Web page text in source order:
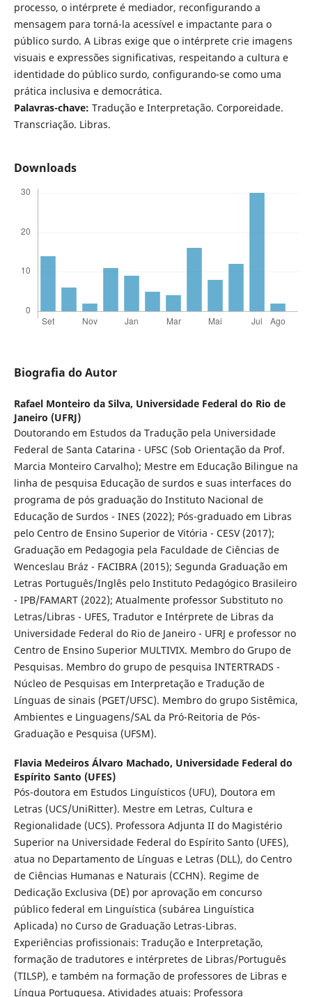
processo, o intérprete é mediador, reconfigurando a
mensagem para torná-la acessível e impactante para o
público surdo. A Libras exige que o intérprete crie imagens
visuais e expressões significativas, respeitando a cultura e
identidade do público surdo, configurando-se como uma
prática inclusiva e democrática.
Palavras-chave: Tradução e Interpretação. Corporeidade.
Transcriação. Libras.
Downloads
Biografia do Autor
Rafael Monteiro da Silva, Universidade Federal do Rio de
Janeiro (UFRJ)
Doutorando em Estudos da Tradução pela Universidade
Federal de Santa Catarina - UFSC (Sob Orientação da Prof.
Marcia Monteiro Carvalho); Mestre em Educação Bilingue na
linha de pesquisa Educação de surdos e suas interfaces do
programa de pós graduação do Instituto Nacional de
Educação de Surdos - INES (2022); Pós-graduado em Libras
pelo Centro de Ensino Superior de Vitória - CESV (2017);
Graduação em Pedagogia pela Faculdade de Ciências de
Wenceslau Bráz - FACIBRA (2015); Segunda Graduação em
Letras Português/Inglês pelo Instituto Pedagógico Brasileiro
- IPB/FAMART (2022); Atualmente professor Substituto no
Letras/Libras - UFES, Tradutor e Intérprete de Libras da
Universidade Federal do Rio de Janeiro - UFRJ e professor no
Centro de Ensino Superior MULTIVIX. Membro do Grupo de
Pesquisas. Membro do grupo de pesquisa INTERTRADS -
Núcleo de Pesquisas em Interpretação e Tradução de
Línguas de sinais (PGET/UFSC). Membro do grupo Sistêmica,
Ambientes e Linguagens/SAL da Pró-Reitoria de Pós-
Graduação e Pesquisa (UFSM).
Flavia Medeiros Álvaro Machado, Universidade Federal do
Espírito Santo (UFES)
Pós-doutora em Estudos Linguísticos (UFU), Doutora em
Letras (UCS/UniRitter). Mestre em Letras, Cultura e
Regionalidade (UCS). Professora Adjunta II do Magistério
Superior na Universidade Federal do Espírito Santo (UFES),
atua no Departamento de Línguas e Letras (DLL), do Centro
de Ciências Humanas e Naturais (CCHN). Regime de
Dedicação Exclusiva (DE) por aprovação em concurso
público federal em Linguística (subárea Linguística
Aplicada) no Curso de Graduação Letras-Libras.
Experiências profissionais: Tradução e Interpretação,
formação de tradutores e intérpretes de Libras/Português
(TILSP), e também na formação de professores de Libras e
Língua Portuguesa. Atividades atuais: Professora